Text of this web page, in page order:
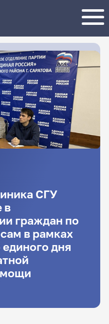
СГУ
в
граждан по
в рамках
дня